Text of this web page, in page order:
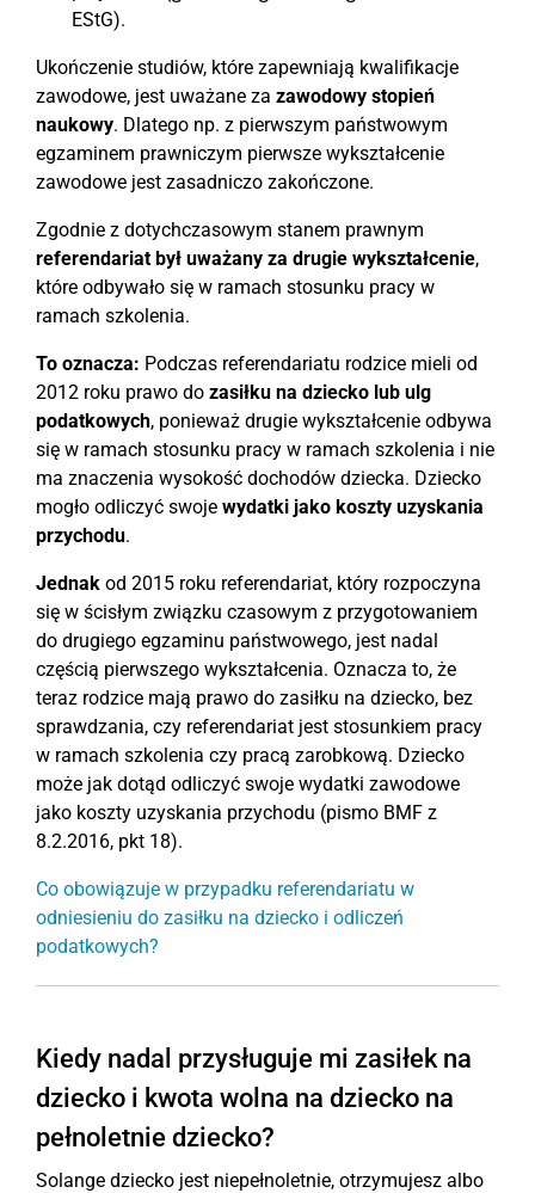
EStG).
Ukończenie studiów, które zapewniają kwalifikacje
zawodowe, jest uważane za zawodowy stopień
naukowy. Dlatego np. z pierwszym państwowym
egzaminem prawniczym pierwsze wykształcenie
zawodowe jest zasadniczo zakończone.
Zgodnie z dotychczasowym stanem prawnym
referendariat był uważany za drugie wykształcenie,
które odbywało się w ramach stosunku pracy w
ramach szkolenia.
To oznacza: Podczas referendariatu rodzice mieli od
2012 roku prawo do zasiłku na dziecko lub ulg
podatkowych, ponieważ drugie wykształcenie odbywa
się w ramach stosunku pracy w ramach szkolenia i nie
ma znaczenia wysokość dochodów dziecka. Dziecko
mogło odliczyć swoje wydatki jako koszty uzyskania
przychodu.
Jednak od 2015 roku referendariat, który rozpoczyna
się w ścisłym związku czasowym z przygotowaniem
do drugiego egzaminu państwowego, jest nadal
częścią pierwszego wykształcenia. Oznacza to, że
teraz rodzice mają prawo do zasiłku na dziecko, bez
sprawdzania, czy referendariat jest stosunkiem pracy
w ramach szkolenia czy pracą zarobkową. Dziecko
może jak dotąd odliczyć swoje wydatki zawodowe
jako koszty uzyskania przychodu (pismo BMF z
8.2.2016, pkt 18).
Co obowiązuje w przypadku referendariatu w
odniesieniu do zasiłku na dziecko i odliczeń
podatkowych?
Kiedy nadal przysługuje mi zasiłek na
dziecko i kwota wolna na dziecko na
pełnoletnie dziecko?
Solange dziecko jest niepełnoletnie, otrzymujesz albo